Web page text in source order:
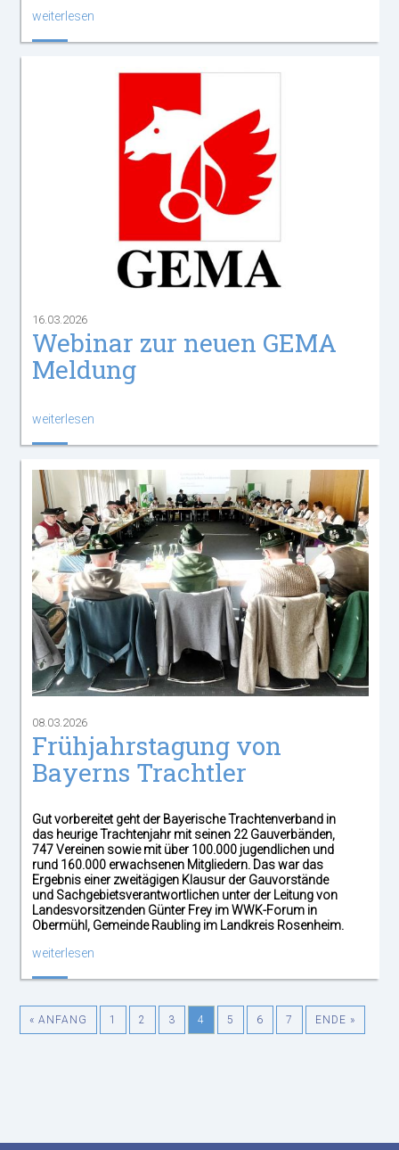
weiterlesen
16.03.2026
Webinar zur neuen GEMA
Meldung
weiterlesen
08.03.2026
Frühjahrstagung von
Bayerns Trachtler
Gut vorbereitet geht der Bayerische Trachtenverband in
das heurige Trachtenjahr mit seinen 22 Gauverbänden,
747 Vereinen sowie mit über 100.000 jugendlichen und
rund 160.000 erwachsenen Mitgliedern. Das war das
Ergebnis einer zweitägigen Klausur der Gauvorstände
und Sachgebietsverantwortlichen unter der Leitung von
Landesvorsitzenden Günter Frey im WWK-Forum in
Obermühl, Gemeinde Raubling im Landkreis Rosenheim.
weiterlesen
« ANFANG 1 2 3 4 5 6 7 ENDE »